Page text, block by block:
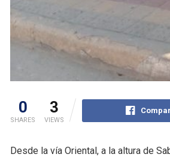
0
SHARES
3
VIEWS
Desde la vía Oriental, a la altura de